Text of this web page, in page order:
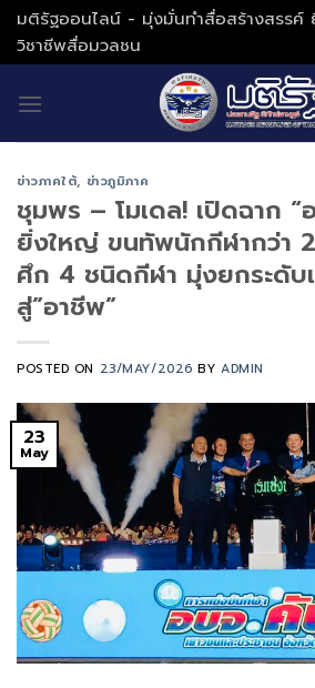
Skip
to
content
มติรัฐออนไลน์ - มุ่งมั่นทำสื่อสร้างสรรค์
วิชาชีพสื่อมวลชน
ข่าวภาคใต้, ข่าวภูมิภาค
ชุมพร – โมเดล! เปิดฉาก
ยิ่งใหญ่ ขนทัพนักกีฬากว่า
ศึก 4 ชนิดกีฬา มุ่งยกระดับ
สู่”อาชีพ”
POSTED ON 23/MAY/2026 BYADMIN
23
May